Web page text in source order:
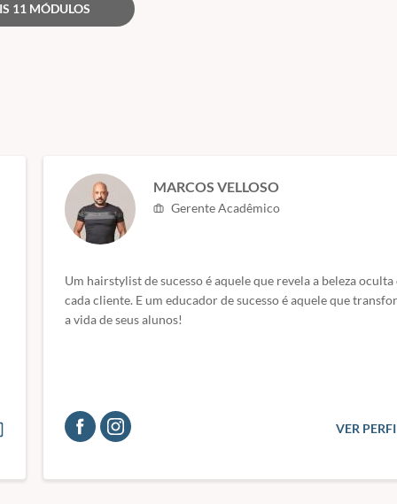
11 MÓDULOS
MARCOS VELLOSO
Gerente Acadêmico
Um hairstylist de sucesso é aquele que revela a beleza oculta
cada cliente. E um educador de sucesso é aquele que
a vida de seus alunos!
VER